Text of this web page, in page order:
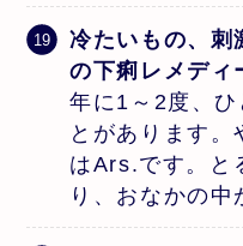
冷たいもの、刺
の下痢レメデ
年に1～2度、ひ
とがあります
はArs.です。と
り、おなかの中